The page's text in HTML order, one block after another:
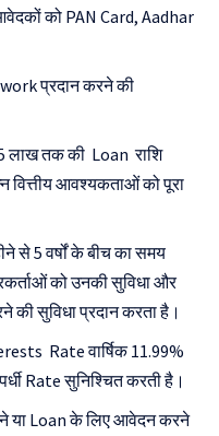
को PAN Card, Aadhar
प्रदान करने की
लाख तक की Loan राशि
वित्तीय आवश्यकताओं को पूरा
से 5 वर्षों के बीच का समय
को उनकी सुविधा और
की सुविधा प्रदान करता है।
Rate वार्षिक 11.99%
Rate सुनिश्चित करती है।
या Loan के लिए आवेदन करने